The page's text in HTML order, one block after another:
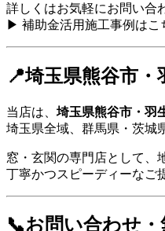
詳しくはお気軽にお問い合
▶ 補助金活用施工事例はこ
📍埼玉県熊谷市・
当店は、 埼玉県熊谷市・羽
埼玉県全域、群馬県・茨城
窓・玄関の専門店として、
丁寧かつスピーディーなご
📞お問い合わせ